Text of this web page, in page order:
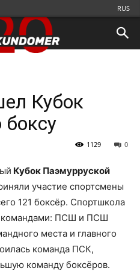
RUS
Кубок
0
1129
Кубок Паэмурруской
участие спортсмены
121 боксёр. Спортшкола
командами: ПСШ и ПСШ
места и главного
команда ПСК,
команду боксёров.